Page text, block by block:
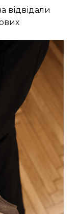
відвідали